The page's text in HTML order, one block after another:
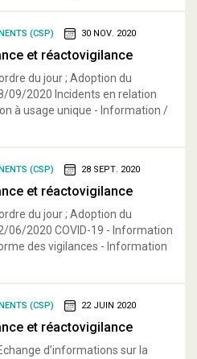
(CSP) 30 NOV. 2020
et réactovigilance
du jour ; Adoption du
09/2020 Incidents en relation
à usage unique - Information /
(CSP) 28 SEPT. 2020
et réactovigilance
du jour ; Adoption du
06/2020 COVID-19 - Information
des vigilances - Information
(CSP) 22 JUIN 2020
et réactovigilance
d’informations sur la